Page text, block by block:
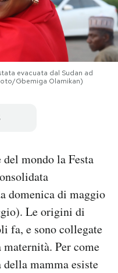
evacuata dal Sudan ad
Gbemiga Olamikan)
mondo la Festa
domenica di maggio
Le origini di
fa, e sono collegate
Per come
mamma esiste